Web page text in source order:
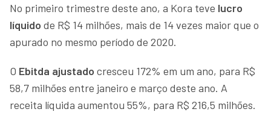
No primeiro trimestre deste ano, a Kora teve lucro
líquido de R$ 14 milhões, mais de 14 vezes maior que o
apurado no mesmo período de 2020.
O Ebitda ajustado cresceu 172% em um ano, para R$
58,7 milhões entre janeiro e março deste ano. A
receita líquida aumentou 55%, para R$ 216,5 milhões.